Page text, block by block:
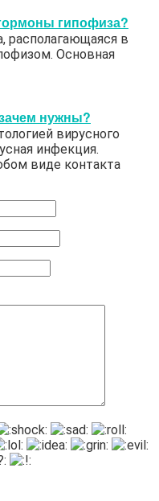
гипофиза?
располагающаяся в
Основная
нужны?
вирусного
инфекция.
виде контакта